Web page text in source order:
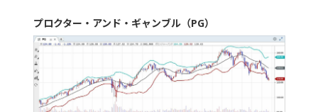
プロクター・アンド・ギャンブル（PG）